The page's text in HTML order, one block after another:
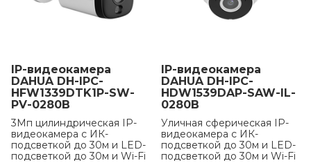
IP-видеокамера
DAHUA DH-IPC-
HFW1339DTK1P-SW-
PV-0280B
3Мп цилиндрическая IP-
видеокамера с ИК-
подсветкой до 30м и LED-
подсветкой до 30м и Wi-Fi
IP-видеокамера
DAHUA DH-IPC-
HDW1539DAP-SAW-IL-
0280B
Уличная сферическая IP-
видеокамера с ИК-
подсветкой до 30м и LED-
подсветкой до 30м и Wi-Fi